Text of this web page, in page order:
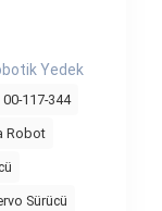
Yedek
00-117-344
Robot
Sürücü